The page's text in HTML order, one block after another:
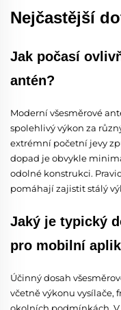
Nejčastější
Jak počasí
antén?
Moderní všesměrové
spolehlivý výkon za
extrémní početní jevy
dopad je obvykle
odolné konstrukci.
pomáhají zajistit stálý
Jaký je typický
pro mobilní
Účinný dosah
včetně výkonu vysílače,
okolních podmínkách.